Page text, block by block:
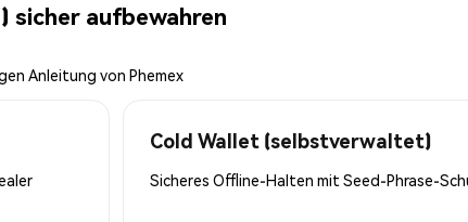
sicher aufbewahren
Anleitung von Phemex
Cold Wallet (selbstverwaltet)
Sicheres Offline-Halten mit Seed-Phrase-